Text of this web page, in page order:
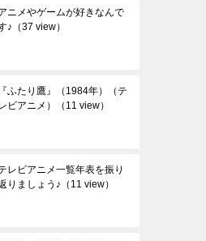
ニメやゲームが好きなんで
♪ （37 view）
『ふたり鷹』（1984年）（テ
ビアニメ）
（11 view）
レビアニメ一覧年表を振り
りましょう♪ （11 view）